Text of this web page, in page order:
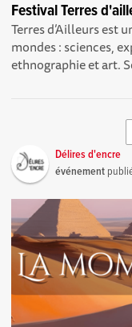
Festival Terres
Terres d’Ailleurs est
mondes : sciences,
ethnographie et art.
Délires d'encre
événement